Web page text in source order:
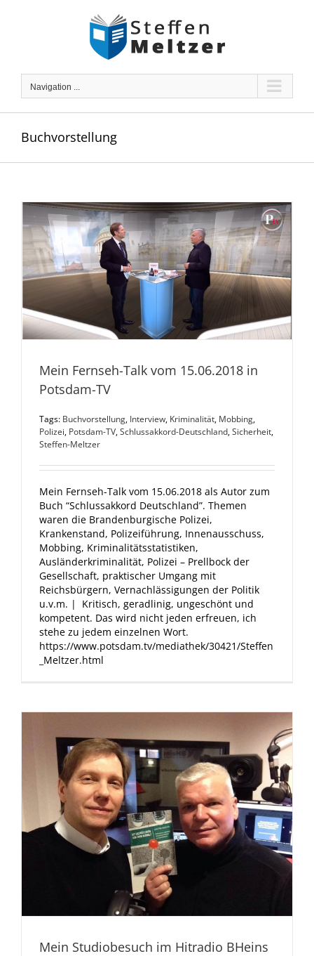
Navigation ...
Buchvorstellung
Mein Fernseh-Talk vom 15.06.2018 in
Potsdam-TV
Tags: Buchvorstellung, Interview, Kriminalität, Mobbing,
Polizei, Potsdam-TV,Schlussakkord-Deutschland,Sicherheit,
Steffen-Meltzer
Mein Fernseh-Talk vom 15.06.2018 als Autor zum
Buch “Schlussakkord Deutschland”. Themen
waren die Brandenburgische Polizei,
Krankenstand, Polizeiführung, Innenausschuss,
Mobbing, Kriminalitätsstatistiken,
Ausländerkriminalität, Polizei – Prellbock der
Gesellschaft, praktischer Umgang mit
Reichsbürgern, Vernachlässigungen der Politik
u.v.m. | Kritisch, geradlinig, ungeschönt und
kompetent. Das wird nicht jeden erfreuen, ich
stehe zu jedem einzelnen Wort.
https://www.potsdam.tv/mediathek/30421/Steffen
_Meltzer.html
Mein Studiobesuch im Hitradio BHeins